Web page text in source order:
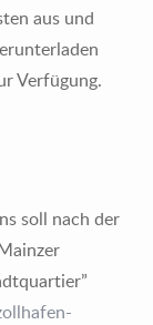
aus und
Verfügung.
soll nach der